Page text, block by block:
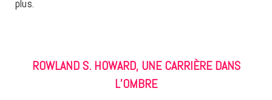
plus.
ROWLAND S. HOWARD, UNE CARRIÈRE DANS
L’OMBRE